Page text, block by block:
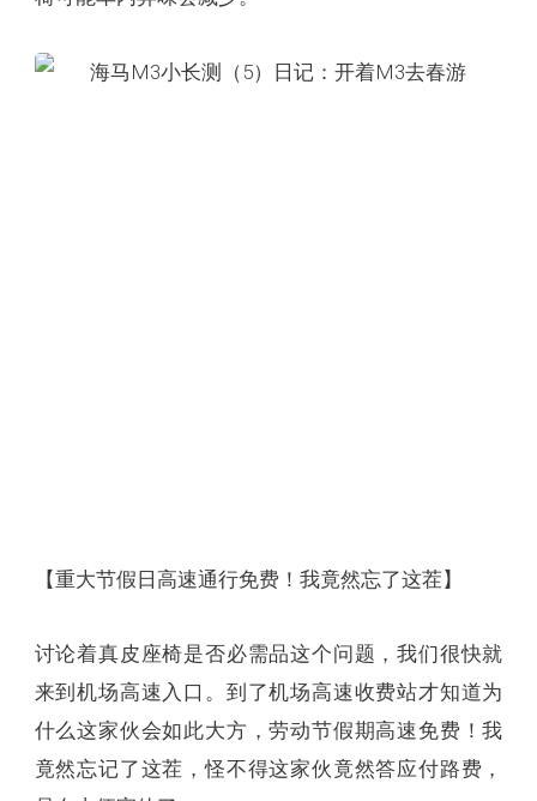
【重大节假日高速通行免费！我竟然忘了这茬】
讨论着真皮座椅是否必需品这个问题，我们很快就
来到机场高速入口。到了机场高速收费站才知道为
什么这家伙会如此大方，劳动节假期高速免费！我
竟然忘记了这茬，怪不得这家伙竟然答应付路费，